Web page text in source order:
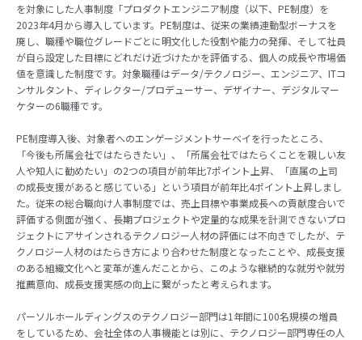
を対象にした人事制度「プロダクトエンジニア制度（以下、PE制度）を
2023年4月から導入しています。PE制度は、従来の業績連動型ボーナスを
廃し、職種や職位グレードごとに明文化した役割や能力の発揮、そして社員
が自ら設定した目標にどれだけ近づけたかを評価する、個人の成長や市場価
値を意識した制度です。対象職種はデータ/テクノロジー、エンジニア、ITコ
ンサルタント、ディレクター/プロデューサー、デザイナー、デジタルマー
ケターの6職種です。
PE制度導入後、対象者へのエンゲージメントサーベイを行ったところ、
「今後も所属会社ではたらきたい」、「所属会社ではたらくことを親しい友
人や知人に勧めたい」の2つの項目が前年比7ポイント上昇、「直属の上司
の成長支援があると感じている」という項目が前年比4ポイント上昇しまし
た。従来の総合職向け人事制度では、売上目標や事業成長への貢献度合いで
評価する側面が強く、長期プロジェクトや定量的な成果を計測できないプロ
ジェクトにアサインされるテクノロジー人材の評価には不向きでしたが、テ
クノロジー人材のはたらき方により合わせた制度となったことや、成長支援
のある組織文化へと変革が進んだことから、このような継続的な就労や就労
推薦意向、成長支援実感の向上に繋がったと考えられます。
パーソルホールディングスのテクノロジー部門は1年間に100名規模の増員
をしているため、会社全体の人事機能とは別に、テクノロジー部門専任の人